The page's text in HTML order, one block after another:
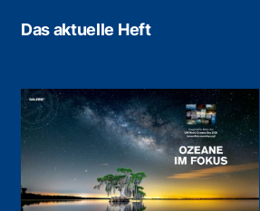
Das aktuelle Heft